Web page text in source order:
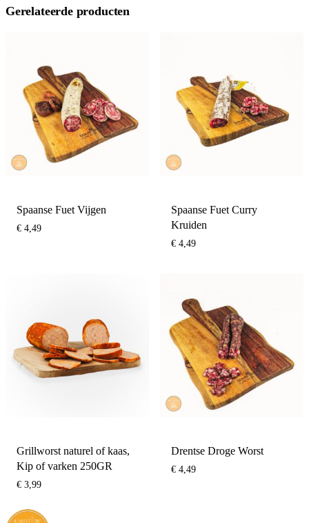
Gerelateerde producten
Spaanse Fuet Vijgen
€ 4,49
Spaanse Fuet Curry
Kruiden
€ 4,49
Grillworst naturel of kaas,
Kip of varken 250GR
€ 3,99
Drentse Droge Worst
€ 4,49